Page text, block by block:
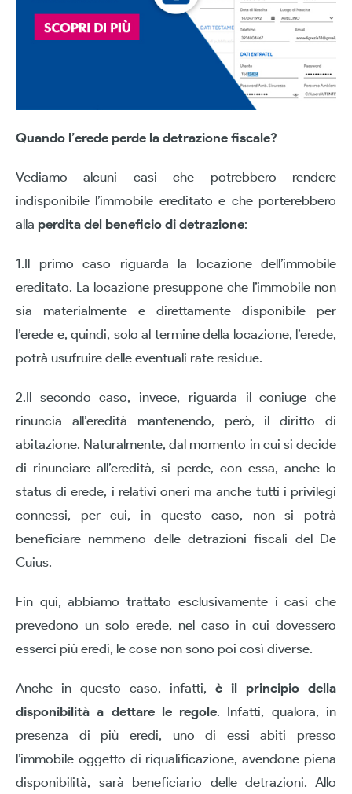
Quando l’erede perde la detrazione fiscale?
Vediamo alcuni casi che potrebbero rendere
indisponibile l’immobile ereditato e che porterebbero
alla perdita del beneficio di detrazione:
1.Il primo caso riguarda la locazione dell’immobile
ereditato. La locazione presuppone che l’immobile non
sia materialmente e direttamente disponibile per
l’erede e, quindi, solo al termine della locazione, l’erede,
potrà usufruire delle eventuali rate residue.
2.Il secondo caso, invece, riguarda il coniuge che
rinuncia all’eredità mantenendo, però, il diritto di
abitazione. Naturalmente, dal momento in cui si decide
di rinunciare all’eredità, si perde, con essa, anche lo
status di erede, i relativi oneri ma anche tutti i privilegi
connessi, per cui, in questo caso, non si potrà
beneficiare nemmeno delle detrazioni fiscali del De
Cuius.
Fin qui, abbiamo trattato esclusivamente i casi che
prevedono un solo erede, nel caso in cui dovessero
esserci più eredi, le cose non sono poi così diverse.
Anche in questo caso, infatti, è il principio della
disponibilità a dettare le regole. Infatti, qualora, in
presenza di più eredi, uno di essi abiti presso
l’immobile oggetto di riqualificazione, avendone piena
disponibilità, sarà beneficiario delle detrazioni. Allo